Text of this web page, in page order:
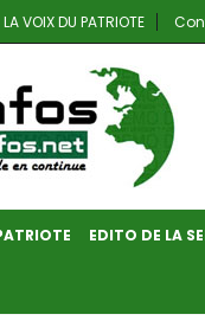
LA VOIX DU PATRIOTE
EDITO DE LA